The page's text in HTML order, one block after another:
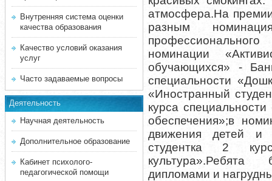
Внутренняя система оценки
качества образования
Качество условий оказания
услуг
Часто задаваемые вопросы
Деятельность
Научная деятельность
Дополнительное образование
Кабинет психолого-
педагогической помощи
атмосфера.На
разным
номинации
обучающихся» -
специальности
«Иностранный
курса
обеспечения»;в
движения детей и
студентка 2
дипломами и